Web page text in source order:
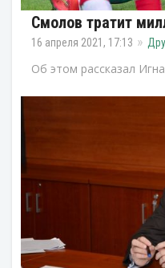
Смолов тратит
16 апреля 2021, 17:13
Об этом рассказал